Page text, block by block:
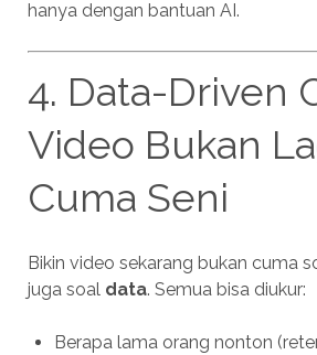
hanya dengan bantuan AI.
4. Data-Driven
Video Bukan
Cuma Seni
Bikin video sekarang bukan cuma
juga soal data. Semua bisa diukur:
Berapa lama orang nonton